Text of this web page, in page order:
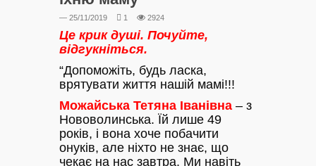
— 25/11/2019 1 2924
Це крик душі. Почуйте,
відгукніться.
“Допоможіть, будь ласка,
врятувати життя нашій мамі!!!
Можайська Тетяна Іванівна – з
Нововолинська. Їй лише 49
років, і вона хоче побачити
онуків, але ніхто не знає, що
чекає на нас завтра. Ми навіть